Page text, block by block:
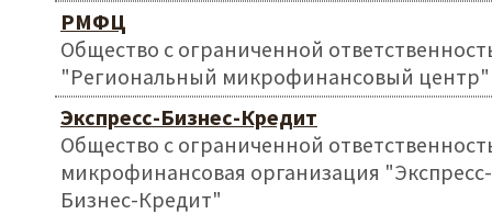
РМФЦ
Общество с ограниченной
"Региональный микрофинансовый центр"
Экспресс-Бизнес-Кредит
Общество с ограниченной
микрофинансовая организация "Экспресс-
Бизнес-Кредит"